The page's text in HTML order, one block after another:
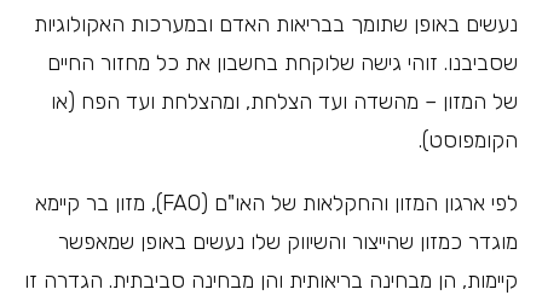
נעשים באופן שתומך בבריאות האדם ובמערכות האקולוגיות
שסביבנו. זוהי גישה שלוקחת בחשבון את כל מחזור החיים
של המזון – מהשדה ועד הצלחת, ומהצלחת ועד הפח (או
הקומפוסט).
לפי ארגון המזון והחקלאות של האו"ם (FAO), מזון בר קיימא
מוגדר כמזון שהייצור והשיווק שלו נעשים באופן שמאפשר
קיימות, הן מבחינה בריאותית והן מבחינה סביבתית. הגדרה זו